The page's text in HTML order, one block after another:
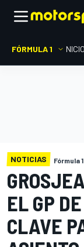
FÓRMULA 1 INICIO
NOTICIAS Fórmula 1
EL GP
CLAVE